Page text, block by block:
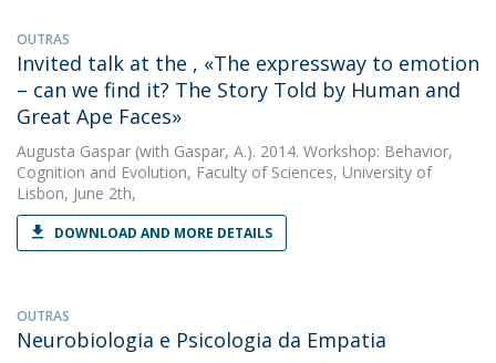
OUTRAS
Invited talk at the , «The expressway to emotion
– can we find it? The Story Told by Human and
Great Ape Faces»
Augusta Gaspar (with Gaspar, A.). 2014. Workshop: Behavior,
Cognition and Evolution, Faculty of Sciences, University of
Lisbon, June 2th,
DOWNLOAD AND MORE DETAILS
OUTRAS
Neurobiologia e Psicologia da Empatia